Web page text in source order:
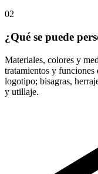
02
¿Qué se puede
Materiales, colores y
tratamientos y funciones
logotipo; bisagras,
y utillaje.